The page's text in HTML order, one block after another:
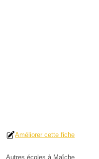
Améliorer cette fiche
Autres écoles à Maîche